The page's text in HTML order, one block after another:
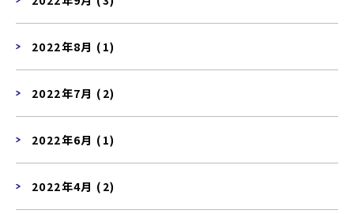
2022年8月 (1)
2022年7月 (2)
2022年6月 (1)
2022年4月 (2)